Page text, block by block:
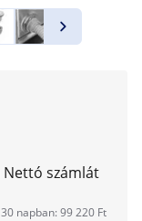
Nettó számlát
napban: 99 220 Ft